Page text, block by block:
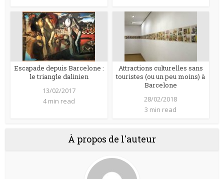
Escapade depuis Barcelone :
le triangle dalinien
13/02/2017
4 min read
Attractions culturelles sans
touristes (ou un peu moins) à
Barcelone
28/02/2018
3 min read
À propos de l'auteur